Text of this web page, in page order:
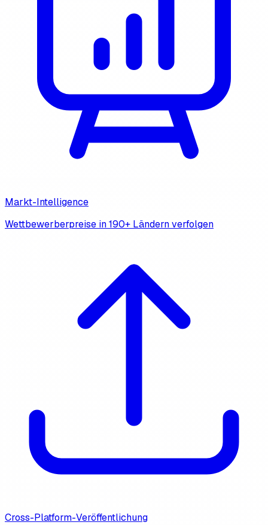
Markt-Intelligence
Wettbewerberpreise in 190+ Ländern verfolgen
Cross-Platform-Veröffentlichung